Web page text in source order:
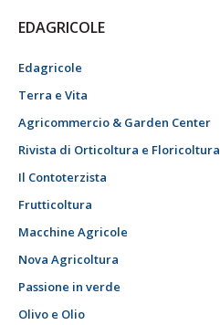
EDAGRICOLE
Edagricole
Terra e Vita
Agricommercio & Garden Center
Rivista di Orticoltura e Floricoltura
Il Contoterzista
Frutticoltura
Macchine Agricole
Nova Agricoltura
Passione in verde
Olivo e Olio